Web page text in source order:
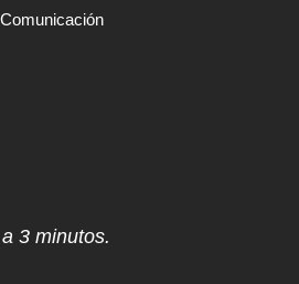
Comunicación
3 minutos.